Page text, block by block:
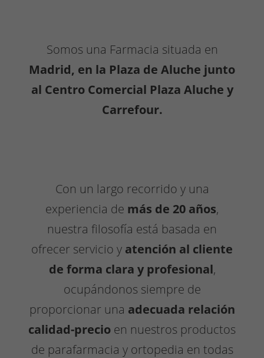
Somos una Farmacia situada en
Madrid, en la Plaza de Aluche junto
al Centro Comercial Plaza Aluche y
Carrefour.
Con un largo recorrido y una
experiencia de más de 20 años,
nuestra filosofía está basada en
ofrecer servicio y atención al cliente
de forma clara y profesional,
ocupándonos siempre de
proporcionar una adecuada relación
calidad-precio en nuestros productos
de parafarmacia y ortopedia en todas